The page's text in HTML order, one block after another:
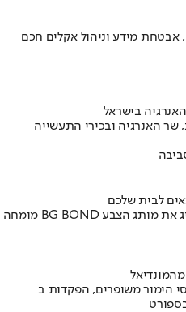
מידע וניהול אקלים חכם
בישראל
האנרגיה ובכירי התעשייה
לבית שלכם